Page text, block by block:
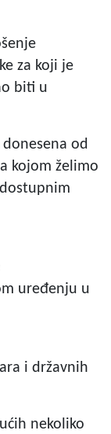
za koji je
biti u
od
kojom želimo
uređenju u
i državnih
nekoliko